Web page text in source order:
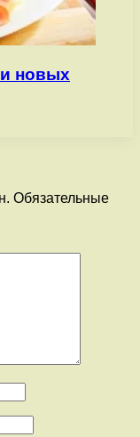
новых
Обязательные